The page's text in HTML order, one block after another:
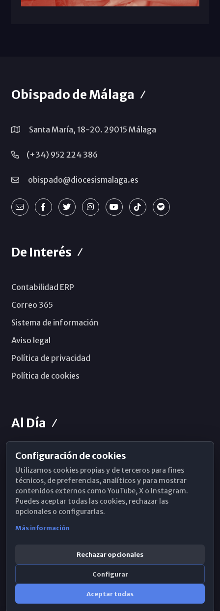
Obispado de Málaga
Santa María, 18-20. 29015 Málaga
(+34) 952 224 386
obispado@diocesismalaga.es
De Interés
Contabilidad ERP
Correo 365
Sistema de información
Aviso legal
Política de privacidad
Política de cookies
Al Día
Horarios de Misa
Hemeroteca
WhatsApp
Configuración de cookies
Utilizamos cookies propias y de terceros para fines
técnicos, de preferencias, analíticos y para mostrar
contenidos externos como YouTube, X o Instagram.
Puedes aceptar todas las cookies, rechazar las
opcionales o configurarlas.
Más información
Rechazar opcionales
Configurar
Aceptar todas